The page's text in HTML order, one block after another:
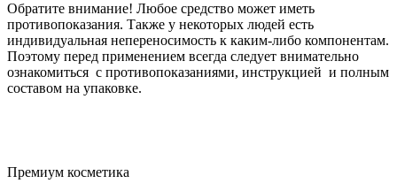
Обратите внимание! Любое средство может иметь
противопоказания. Также у некоторых людей есть
индивидуальная непереносимость к каким-либо компонентам.
Поэтому перед применением всегда следует внимательно
ознакомиться с противопоказаниями, инструкцией и полным
составом на упаковке.
Премиум косметика